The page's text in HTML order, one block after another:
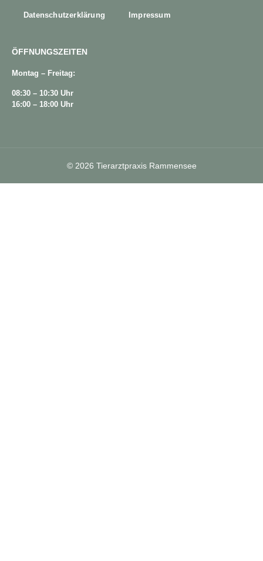
Datenschutzerklärung Impressum
ÖFFNUNGSZEITEN
Montag – Freitag:
08:30 – 10:30 Uhr
16:00 – 18:00 Uhr
© 2026 Tierarztpraxis Rammensee